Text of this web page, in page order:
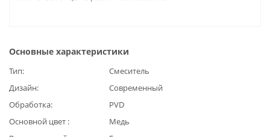
Основные характеристики
Тип
Смеситель
Дизайн
Современный
Обработка
PVD
Основной цвет
Медь